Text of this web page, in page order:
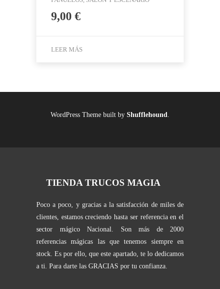
9,00 €
LEER MÁS
WordPress Theme built by Shufflehound
TIENDA TRUCOS MAGIA
Poco a poco, y gracias a la satisfacción de miles de
clientes, estamos creciendo hasta ser referencia en el
sector mágico Nacional. Son más de 2000
referencias mágicas las que tenemos siempre en
stock. Es por ello, que este apartado, te lo dedicamos
a ti. Para darte las GRACIAS por tu confianza.